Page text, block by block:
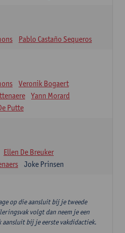
Pablo Castaño Sequeros
Veronik Bogaert
Yann Morard
Putte
Ellen De Breuker
Joke Prinsen
op die aansluit bij je tweede
volgt dan neem je een
aansluit bij je eerste vakdidactiek.